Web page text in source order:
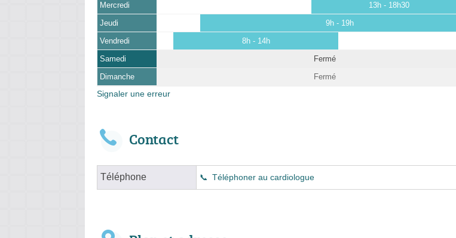
Mercredi 13h - 18h30
Jeudi 9h - 19h
Vendredi 8h - 14h
Samedi Fermé
Dimanche Fermé
Signaler une erreur
Contact
Téléphone Téléphoner au cardiologue